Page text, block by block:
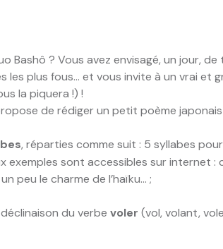
Bashô ? Vous avez envisagé, un jour,
les plus fous… et vous invite à un vrai et
la piquera !) !
de rédiger un petit poème
, réparties comme suit : 5 syllabes
sont accessibles sur internet :
peu le charme de l’haïku… ;
du verbe voler (vol, volant,